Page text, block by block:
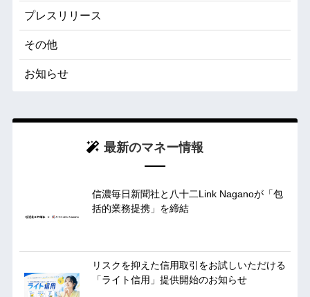
プレスリリース
その他
お知らせ
最新のマネー情報
信濃毎日新聞社と八十二Link Naganoが「包
括的業務提携」を締結
リスクを抑えた信用取引をお試しいただける
「ライト信用」提供開始のお知らせ